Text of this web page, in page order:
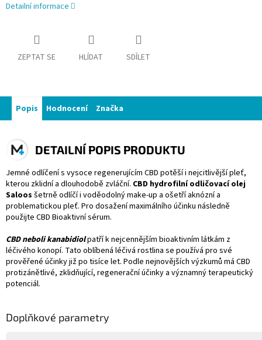
Detailní informace
ZEPTAT SE HLÍDAT SDÍLET
Popis Hodnocení Značka
DETAILNÍ POPIS PRODUKTU
Jemné odlíčení s vysoce regenerujícím CBD potěší i nejcitlivější pleť,
kterou zklidní a dlouhodobě zvláční. CBD hydrofilní odličovací olej
Saloos šetrně odlíčí i voděodolný make-up a ošetří aknózní a
problematickou pleť. Pro dosažení maximálního účinku následně
použijte CBD Bioaktivní sérum.
CBD neboli kanabidiolpatří k nejcennějším bioaktivním látkám z
léčivého konopí. Tato oblíbená léčivá rostlina se používá pro své
prověřené účinky již po tisíce let. Podle nejnovějších výzkumů má CBD
protizánětlivé, zklidňující, regenerační účinky a významný terapeutický
potenciál.
Doplňkové parametry